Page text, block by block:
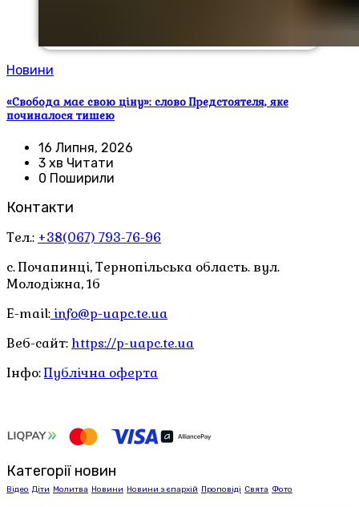
Новини
«Свобода має свою ціну»: слово Предстоятеля, яке
починалося тишею
16 Липня, 2026
3 хв Читати
0 Поширили
Контакти
Тел.: +38(067) 793-76-96
с. Почапинці, Тернопільська область. вул.
Молодіжна, 1б
E-mail: info@p-uapc.te.ua
Веб-сайт: https://p-uapc.te.ua
Інфо:Публічна оферта
Категорії новин
Відео Діти Молитва Новини Новини з єпархій Проповіді Свята Фото